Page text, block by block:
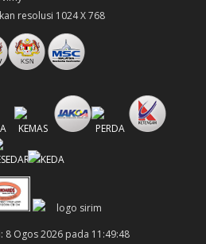
resolusi 1024 X 768
8 Ogos 2026 pada 11:49:48